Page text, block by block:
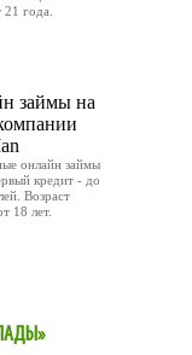
года.
онлайн займы
кредит - до
Возраст
18 лет.